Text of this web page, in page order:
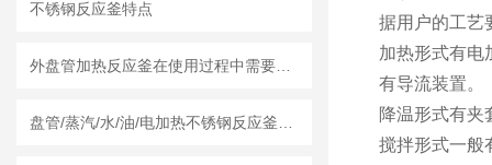
不锈钢反应釜特点
据用户的工艺
加热形式有电
有导流装置。
降温形式有夹
搅拌形式一般